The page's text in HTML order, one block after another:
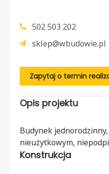
502 503 202
sklep@wbudowie.pl
Zapytaj o termin
Opis projektu
Budynek
nieużytkowym,
Konstrukcja